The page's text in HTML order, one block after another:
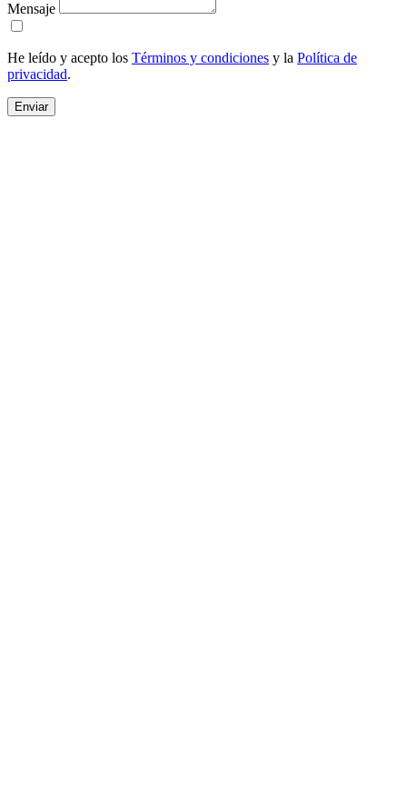
Mensaje
He leído y acepto los Términos y condiciones y la Política de
privacidad.
Enviar